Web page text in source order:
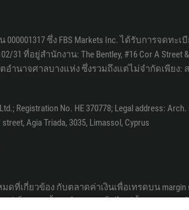
ซึ่ง FBS Markets Inc. ได้รับการจด
ที่อยู่สำนักงาน: The Bentley, #16 Cor A Street &
ตอำนาจศาลบางแห่ง ซึ่งรวมถึงแต่ไม่จำกัดเพีย
No. HE 370778; Legal address: Arch.
Agia Triada, 3035, Limassol, Cyprus
มดที่เกี่ยวข้อง กับตลาดค่าเงินเพื่อเทรดบน
229
1441
387
673